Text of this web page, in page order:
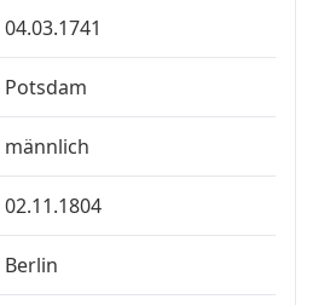
04.03.1741
Potsdam
männlich
02.11.1804
Berlin